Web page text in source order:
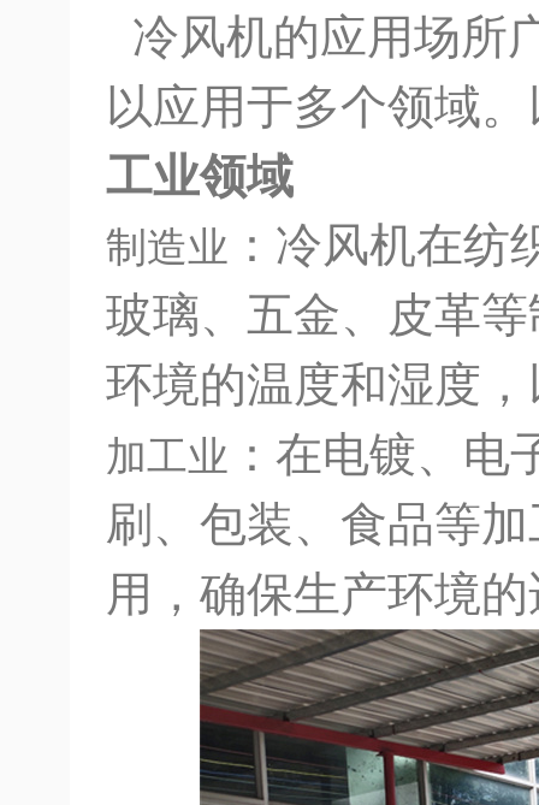
冷风机的应用场所
以应用于多个领域
工业领域
制造业 ：冷风机在
玻璃、五金、皮革
环境的温度和湿度
加工业 ：在电镀、
刷、包装、食品等
用，确保生产环境